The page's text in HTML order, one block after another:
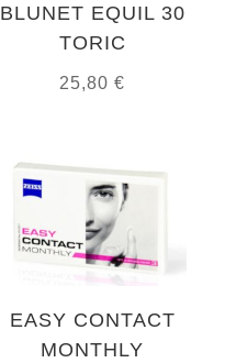
BLUNET EQUIL 30
TORIC
25,80€
EASY CONTACT
MONTHLY